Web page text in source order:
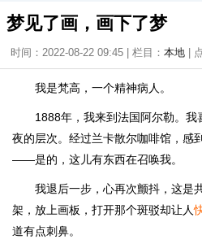
梦见了画，画下了梦
时间：2022-08-22 09:45 | 栏目： 本地 |
我是梵高，一个精神病人。
1888年，我来到法国阿尔勒。
夜的层次。经过兰卡散尔咖啡馆，感
——是的，这儿有东西在召唤我。
我退后一步，心再次颤抖，这是
架，放上画板，打开那个斑驳却让人
道有点刺鼻。